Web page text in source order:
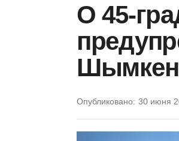
О 45-
Опубликовано: 30 июня